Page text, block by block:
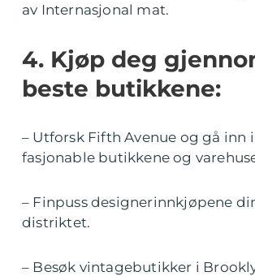
av Internasjonal mat.
4. Kjøp deg
beste butikkene:
– Utforsk Fifth Avenue og gå inn
fasjonable butikkene og
– Finpuss designerinnkjøpene
distriktet.
– Besøk vintagebutikker i